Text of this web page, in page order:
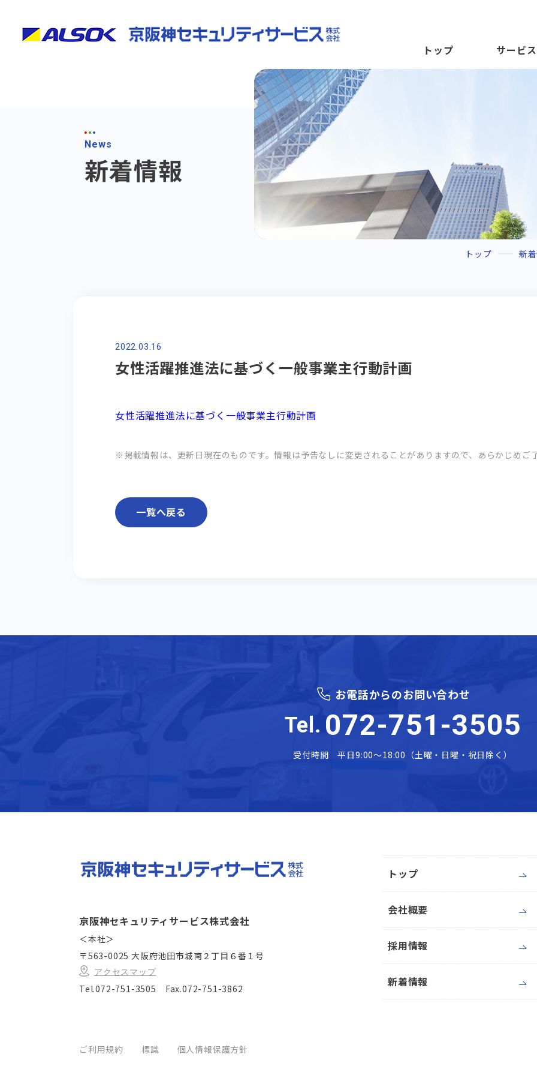
トップ サービス
News
新着情報
トップ 新
2022.03.16
女性活躍推進法に基づく一般事業主行動計画
女性活躍推進法に基づく一般事業主行動計画
※掲載情報は、更新日現在のものです。情報は予告なしに変更されることがありますので、あらかじめご
一覧へ戻る
お電話からのお問い合わせ
Tel. 072-751-3505
受付時間 平日9:00～18:00（土曜・日曜・祝日除く）
京阪神セキュリティサービス株式会社
＜本社＞
〒563-0025 大阪府池田市城南２丁目６番１号
アクセスマップ
Tel.072-751-3505 Fax.072-751-3862
ご利用規約 標識 個人情報保護方針
トップ
会社概要
採用情報
新着情報